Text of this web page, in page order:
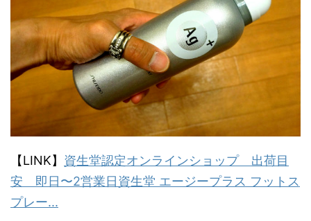
【LINK】 資生堂認定オンラインショップ 出荷目
安 即日〜2営業日資生堂 エージープラス フットス
プレー...